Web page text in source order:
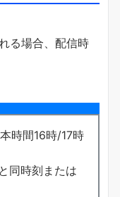
る場合、配信時
本時間16時/17時
同時刻または